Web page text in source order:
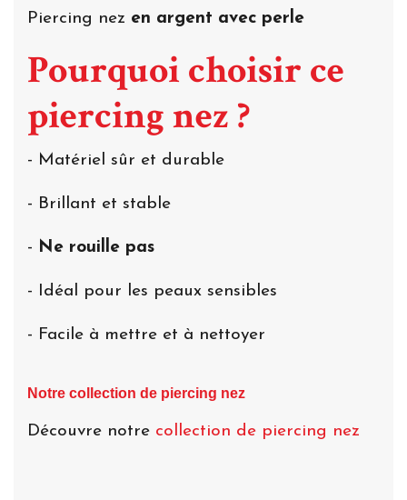
Piercing nez en argent avec perle
Pourquoi choisir ce
piercing nez ?
- Matériel sûr et durable
- Brillant et stable
- Ne rouille pas
- Idéal pour les peaux sensibles
- Facile à mettre et à nettoyer
Notre collection de piercing nez
Découvre notre collection de piercing nez